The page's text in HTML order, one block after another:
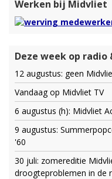
Werken bij Midvliet
Deze week op radio
12 augustus: geen
Vandaag op Midvliet TV
6 augustus (h): Midvliet
9 augustus:
'60
30 juli: zomereditie
droogteproblemen in de